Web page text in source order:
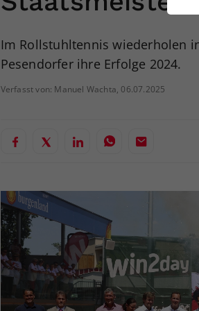
Im Rollstuhltennis wiederholen
Pesendorfer ihre Erfolge 2024.
Verfasst von: Manuel Wachta, 06.07.2025